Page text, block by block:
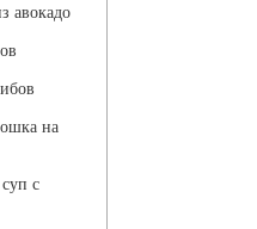
авокадо
на
с